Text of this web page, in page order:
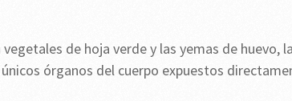
de hoja verde y las yemas de huevo,
órganos del cuerpo expuestos